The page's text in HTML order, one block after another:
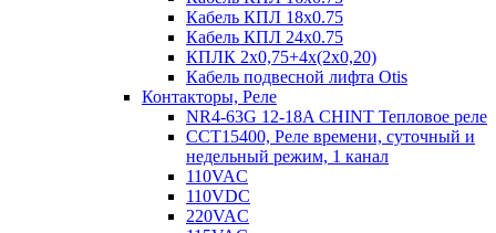
Кабель КПЛ 18х0.75
Кабель КПЛ 24х0.75
КПЛК 2х0,75+4х(2х0,20)
Кабель подвесной лифта Otis
Контакторы, Реле
NR4-63G 12-18A CHINT Тепловое реле
CCT15400, Реле времени, суточный и
недельный режим, 1 канал
110VAC
110VDC
220VAC